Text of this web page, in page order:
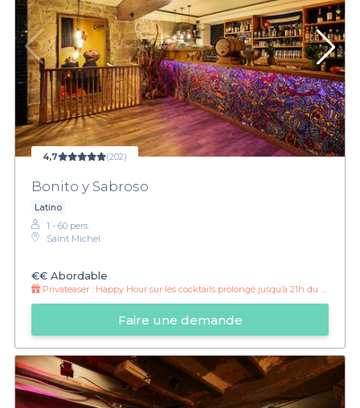
4,7 (202)
Bonito y Sabroso
Latino
1 - 60 pers.
Saint Michel
€€ Abordable
Privateaser : Happy Hour sur les cocktails prolongé jusqu’à 21h du dimanche au Jeudi.
Faire une demande